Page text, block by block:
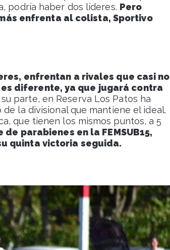
podría haber dos líderes. Pero
enfrenta al colista, Sportivo
enfrentan a rivales que casi no
diferente, ya que jugará contra
parte, en Reserva Los Patos ha
la divisional que mantiene el ideal.
que tienen los mismos puntos, a 5
parabienes en la FEMSUB15,
quinta victoria seguida.